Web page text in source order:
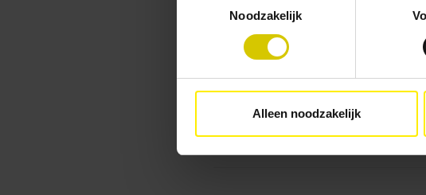
Vind je deze twee persoonlijke
voor functionele en analytische doelen.
Noodzakelijk
Alleen noodzakelijk
eerdere orders bekijken.
Of je onze communicatie leest
,
gegeven.
Welke pagina’s je bezoekt, zodat
zijn.
Toestemming:vereist.